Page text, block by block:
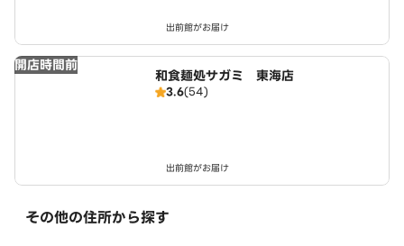
出前館がお届け
開店時間前
和食麺処サガミ 東海店
3.6(54)
出前館がお届け
その他の住所から探す